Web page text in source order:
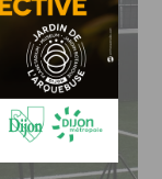
DEBALLON,